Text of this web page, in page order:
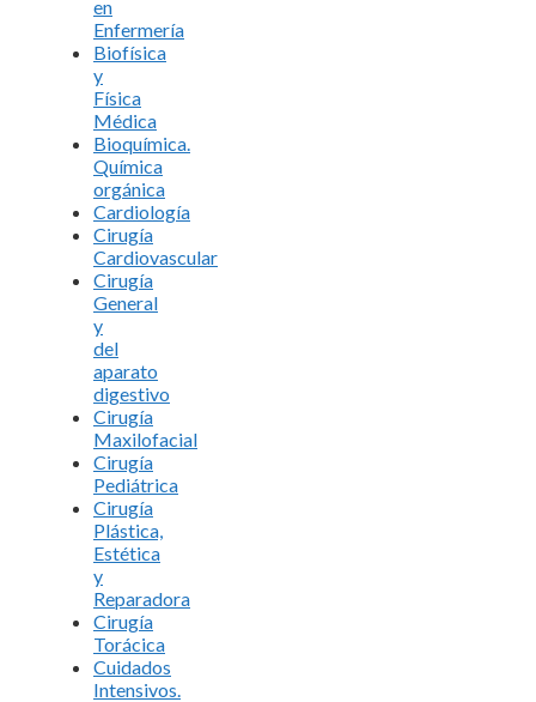
en
Enfermería
Biofísica
y
Física
Médica
Bioquímica.
Química
orgánica
Cardiología
Cirugía
Cardiovascular
Cirugía
General
y
del
aparato
digestivo
Cirugía
Maxilofacial
Cirugía
Pediátrica
Cirugía
Plástica,
Estética
y
Reparadora
Cirugía
Torácica
Cuidados
Intensivos.